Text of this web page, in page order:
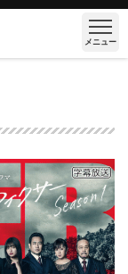
メニュー